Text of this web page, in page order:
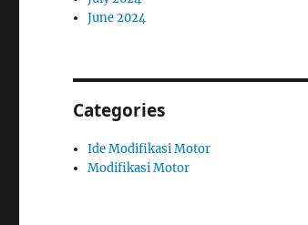
June 2024
Categories
Ide Modifikasi Motor
Modifikasi Motor